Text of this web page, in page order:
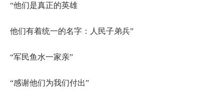
“他们是真正的英雄
他们有着统一的名字：人民子弟兵”
“军民鱼水一家亲”
“感谢他们为我们付出”